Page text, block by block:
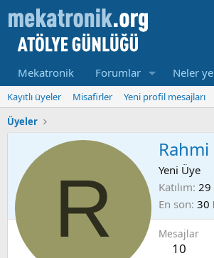
Mekatronik Forumlar Neler
Kayıtlı üyeler Misafirler Yeni profil mesajları
Üyeler
R
Rahmi
Yeni Üye
Katılım 29
En son 30
Mesajlar
10